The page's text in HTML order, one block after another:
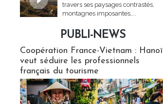
travers ses paysages contrastés,
montagnes imposantes,...
PUBLI-NEWS
Coopération France-Vietnam : Hanoï
veut séduire les professionnels
français du tourisme